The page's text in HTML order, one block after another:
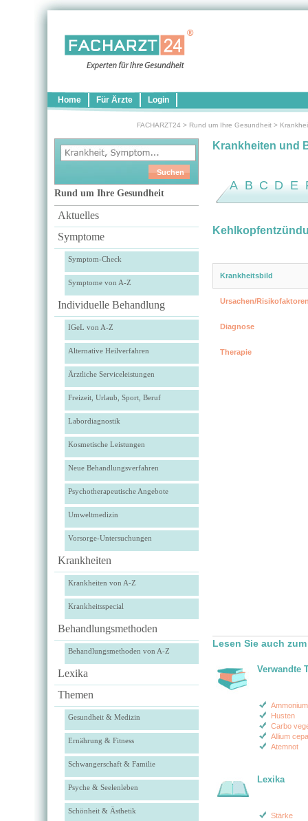
Home Für Ärzte Login
FACHARZT24 > Rund um Ihre Gesundheit >
Rund um Ihre Gesundheit
Aktuelles
Symptome
Symptom-Check
Symptome von A-Z
Individuelle Behandlung
IGeL von A-Z
Alternative Heilverfahren
Ärztliche Serviceleistungen
Freizeit, Urlaub, Sport, Beruf
Labordiagnostik
Kosmetische Leistungen
Neue Behandlungsverfahren
Psychotherapeutische Angebote
Umweltmedizin
Vorsorge-Untersuchungen
Krankheiten
Krankheiten von A-Z
Krankheitsspecial
Behandlungsmethoden
Behandlungsmethoden von A-Z
Lexika
Themen
Gesundheit & Medizin
Ernährung & Fitness
Schwangerschaft & Familie
Psyche & Seelenleben
Schönheit & Ästhetik
Krankheiten und
A B C D E
Krankheitsbild
Ursachen/
Diagnose
Therapie
Lesen Sie auch
Verwandte
Husten
Carbo
Allium cepa
Atemnot
Lexika
Stärke